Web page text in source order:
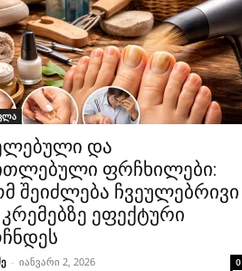
და
ფრჩხილები:
შეიძლება ჩვეულებრივი
ეფექტური
- იანვარი 2, 2026 0